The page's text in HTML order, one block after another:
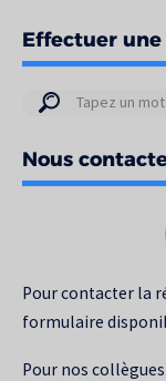
Effectuer une
Résultats
votre
recherche
Nous
Pour contacter la
formulaire
Pour nos